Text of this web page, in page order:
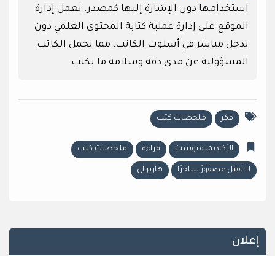
استخدامها دون الإشارة إليها كمصدر. تعمل إدارة
الموقع على إدارة عملية كتابة المحتوى العلمي دون
تدخل مباشر في أسلوب الكاتب، مما يحمل الكاتب
المسؤولية عن مدى دقة وسلامة ما يكتب.
فكر ملخصات كتب
الأكاديمية بوست قراءة ملخصات كتب
لا تقتل عصفورً ساخرًا هاربر لي
إعلان